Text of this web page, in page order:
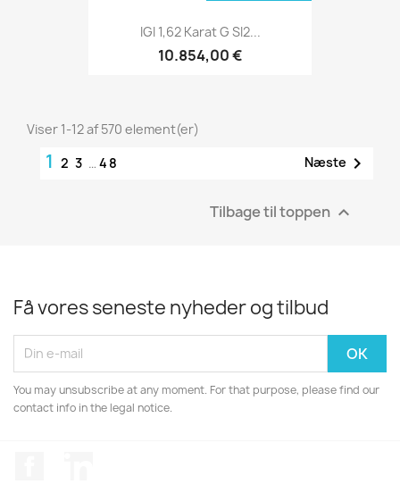
IGI 1,62 Karat G SI2...
10.854,00 €
Viser 1-12 af 570 element(er)
1 2 3 … 48 Næste 
Tilbage til toppen 
Få vores seneste nyheder og tilbud
You may unsubscribe at any moment. For that purpose, please find our
contact info in the legal notice.